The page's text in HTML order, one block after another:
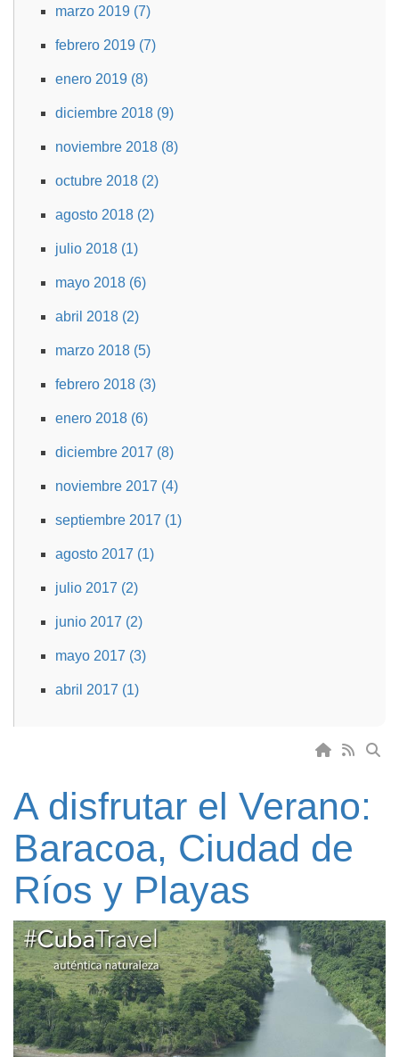
marzo 2019 (7)
febrero 2019 (7)
enero 2019 (8)
diciembre 2018 (9)
noviembre 2018 (8)
octubre 2018 (2)
agosto 2018 (2)
julio 2018 (1)
mayo 2018 (6)
abril 2018 (2)
marzo 2018 (5)
febrero 2018 (3)
enero 2018 (6)
diciembre 2017 (8)
noviembre 2017 (4)
septiembre 2017 (1)
agosto 2017 (1)
julio 2017 (2)
junio 2017 (2)
mayo 2017 (3)
abril 2017 (1)
A disfrutar el Verano:
Baracoa, Ciudad de
Ríos y Playas